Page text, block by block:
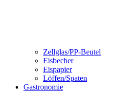
Zellglas/PP-Beutel
Eisbecher
Eispapier
Löffen/Spaten
Gastronomie